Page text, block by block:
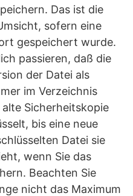
Das ist die
sofern eine
gespeichert wurde.
passieren, daß die
der Datei als
im Verzeichnis
Sicherheitskopie
bis eine neue
Datei sie
wenn Sie das
Beachten Sie
nicht das Maximum